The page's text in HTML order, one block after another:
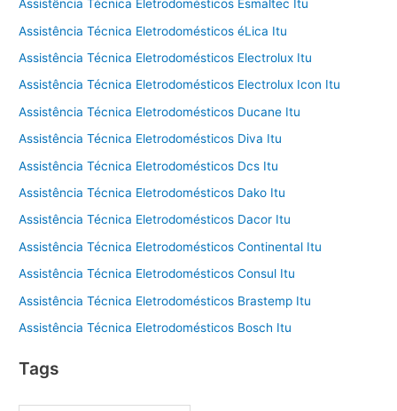
Assistência Técnica Eletrodomésticos Esmaltec Itu
Assistência Técnica Eletrodomésticos éLica Itu
Assistência Técnica Eletrodomésticos Electrolux Itu
Assistência Técnica Eletrodomésticos Electrolux Icon Itu
Assistência Técnica Eletrodomésticos Ducane Itu
Assistência Técnica Eletrodomésticos Diva Itu
Assistência Técnica Eletrodomésticos Dcs Itu
Assistência Técnica Eletrodomésticos Dako Itu
Assistência Técnica Eletrodomésticos Dacor Itu
Assistência Técnica Eletrodomésticos Continental Itu
Assistência Técnica Eletrodomésticos Consul Itu
Assistência Técnica Eletrodomésticos Brastemp Itu
Assistência Técnica Eletrodomésticos Bosch Itu
Tags